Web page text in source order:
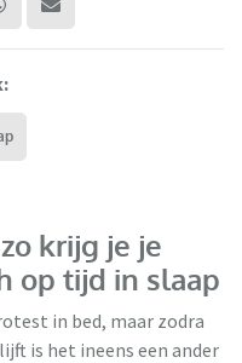
krijg je je
op tijd in slaap
in bed, maar zodra
is het ineens een ander